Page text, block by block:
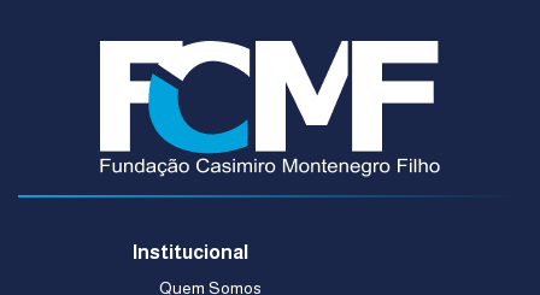
Institucional
Quem Somos